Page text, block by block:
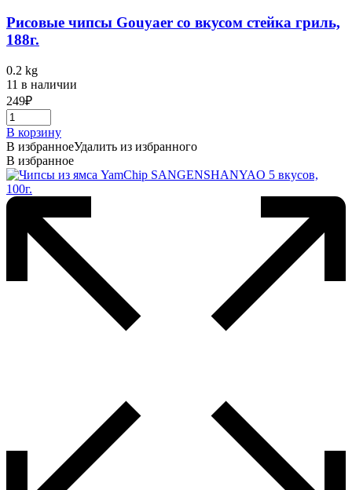
Рисовые чипсы Gouyaer со вкусом стейка гриль,
188г.
0.2 kg
11 в наличии
249₽
В корзину
В избранноеУдалить из избранного
В избранное